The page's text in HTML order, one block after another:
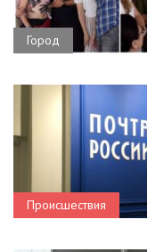
Город
Происшествия